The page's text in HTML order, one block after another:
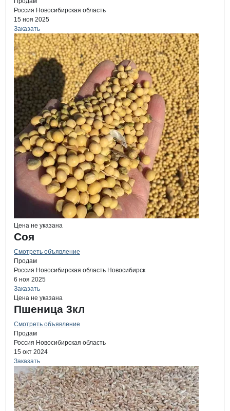
Россия Новосибирская область
15 ноя 2025
Заказать
Цена не указана
Соя
Смотреть объявление
Продам
Россия Новосибирская область Новосибирск
6 ноя 2025
Заказать
Цена не указана
Пшеница 3кл
Смотреть объявление
Продам
Россия Новосибирская область
15 окт 2024
Заказать